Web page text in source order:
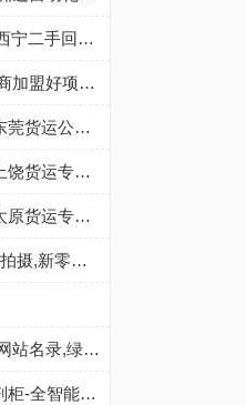
西宁废品回收|西宁旧货回收|西宁二手回收-西宁二手回收网
百姓创业网-品牌创业加盟,招商加盟好项目,创业加盟项目,最新招商加盟项目,正规的招商加盟网
杭州到东莞物流专线-杭州到东莞货运公司-诚速达物流
肇庆到上饶物流专线-肇庆到上饶货运专线-肇庆至上饶物流公司-就发物流网
临沂到太原物流专线-临沂到太原货运专线-临沂至太原物流公司-就发物流网
全景头条-全景,全景制作,全景拍摄,新零售场景,720全景,全景头条-建材之家 JC68.COM®
蚂蚁导航-蚂蚁网址导航,精选网站名录,绿色网址导航,实用网站大全
自净型防火柜-无管自净型试剂柜-全智能气瓶柜-无锡昱邦安保科技有限公司